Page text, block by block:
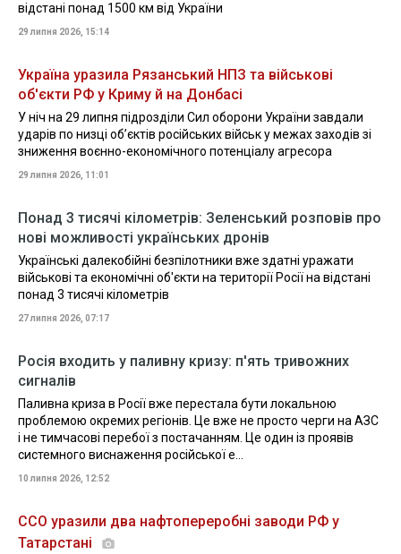
відстані понад 1500 км від України
29 липня 2026, 15:14
Україна уразила Рязанський НПЗ та військові
об'єкти РФ у Криму й на Донбасі
У ніч на 29 липня підрозділи Сил оборони України завдали
ударів по низці об’єктів російських військ у межах заходів зі
зниження воєнно-економічного потенціалу агресора
29 липня 2026, 11:01
Понад 3 тисячі кілометрів: Зеленський розповів про
нові можливості українських дронів
Українські далекобійні безпілотники вже здатні уражати
військові та економічні об'єкти на території Росії на відстані
понад 3 тисячі кілометрів
27 липня 2026, 07:17
Росія входить у паливну кризу: п'ять тривожних
сигналів
Паливна криза в Росії вже перестала бути локальною
проблемою окремих регіонів. Це вже не просто черги на АЗС
і не тимчасові перебої з постачанням. Це один із проявів
системного виснаження російської е...
10 липня 2026, 12:52
ССО уразили два нафтопереробні заводи РФ у
Татарстані